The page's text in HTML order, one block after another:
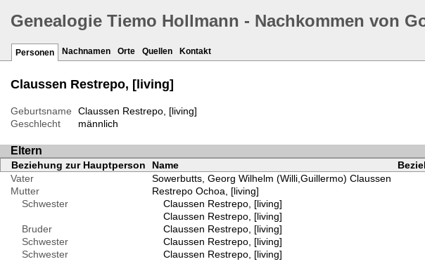
Genealogie Tiemo Hollmann - Nachkommen von
Personen Nachnamen Orte Quellen Kontakt
Claussen Restrepo, [living]
Geburtsname
Claussen Restrepo, [living]
Geschlecht
männlich
Eltern
Beziehung zur Hauptperson Name
Vater
Sowerbutts, Georg Wilhelm (Willi,Guillermo) Claussen
Mutter
Restrepo Ochoa, [living]
Schwester
Claussen Restrepo, [living]
Claussen Restrepo, [living]
Bruder
Claussen Restrepo, [living]
Schwester
Claussen Restrepo, [living]
Schwester
Claussen Restrepo, [living]